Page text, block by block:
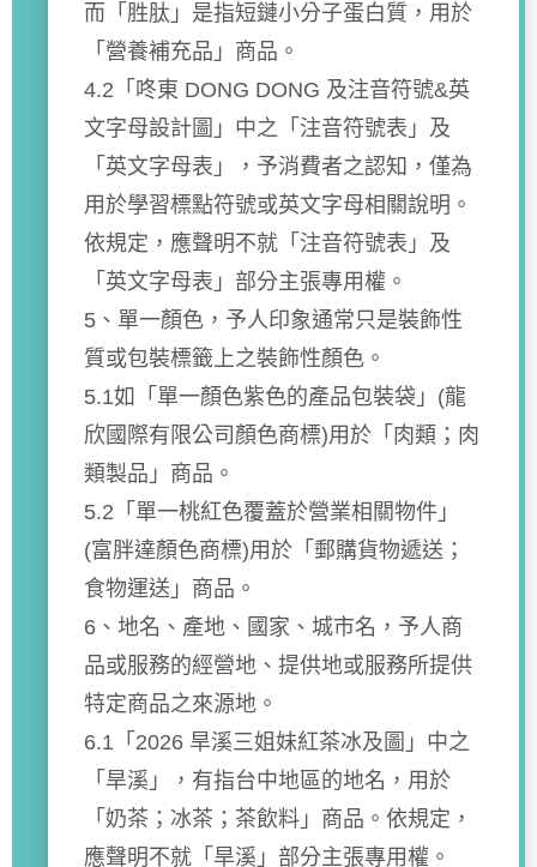
而「胜肽」是指短鏈小分子蛋白質，用於
「營養補充品」商品。
4.2「咚東 DONG DONG 及注音符號&英
文字母設計圖」中之「注音符號表」及
「英文字母表」，予消費者之認知，僅為
用於學習標點符號或英文字母相關說明。
依規定，應聲明不就「注音符號表」及
「英文字母表」部分主張專用權。
5、單一顏色，予人印象通常只是裝飾性
質或包裝標籤上之裝飾性顏色。
5.1如「單一顏色紫色的產品包裝袋」(龍
欣國際有限公司顏色商標)用於「肉類；肉
類製品」商品。
5.2「單一桃紅色覆蓋於營業相關物件」
(富胖達顏色商標)用於「郵購貨物遞送；
食物運送」商品。
6、地名、產地、國家、城市名，予人商
品或服務的經營地、提供地或服務所提供
特定商品之來源地。
6.1「2026 旱溪三姐妹紅茶冰及圖」中之
「旱溪」，有指台中地區的地名，用於
「奶茶；冰茶；茶飲料」商品。依規定，
應聲明不就「旱溪」部分主張專用權。